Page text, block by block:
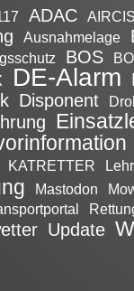
ADAC AIRCIS
Ausnahmelage
BOS
DE-Alarm
Disponent
KATRETTER
Mastodon
Update